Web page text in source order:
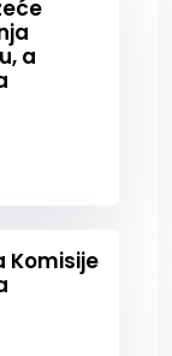
a
Komisije